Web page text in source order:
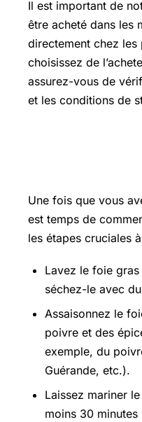
Il est important de
être acheté dans les
directement chez
choisissez de
assurez-vous de
et les conditions de
Une fois que vous
est temps de
les étapes cruciales
Lavez le foie gras
séchez-le avec
Assaisonnez le
poivre et des
exemple, du
Guérande, etc.).
Laissez mariner
moins 30